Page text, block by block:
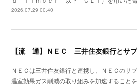
2026.07.29 00:40
ＮＥＣは三井住友銀行と連携し、ＮＥＣのサ
温室効果ガス削減の取り組みを加速すること